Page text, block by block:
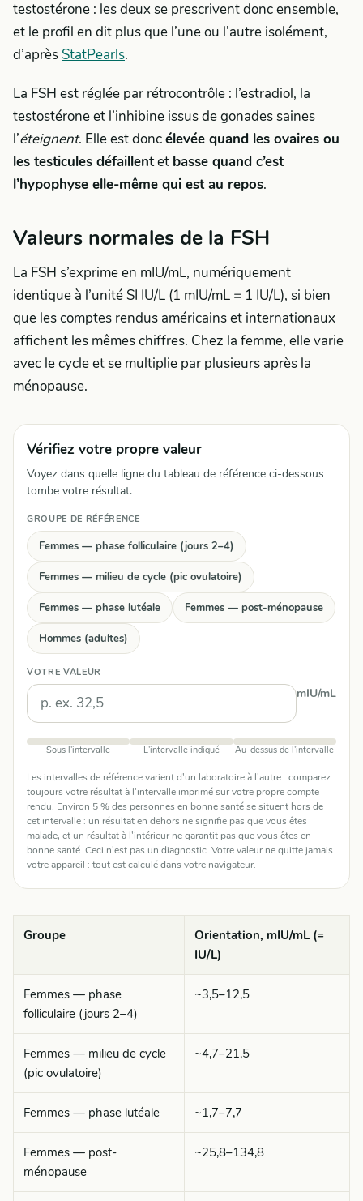
testostérone : les deux se prescrivent donc ensemble,
et le profil en dit plus que l’une ou l’autre isolément,
d’aprèsStatPearls.
La FSH est réglée par rétrocontrôle : l’estradiol, la
testostérone et l’inhibine issus de gonades saines
l’éteignent. Elle est doncélevée quand les ovaires ou
les testicules défaillentet basse quand c’est
l’hypophyse elle-même qui est au repos.
Valeurs normales de la FSH
La FSH s’exprime en mIU/mL, numériquement
identique à l’unité SI IU/L (1 mIU/mL = 1 IU/L), si bien
que les comptes rendus américains et internationaux
affichent les mêmes chiffres. Chez la femme, elle varie
avec le cycle et se multiplie par plusieurs après la
ménopause.
Vérifiez votre propre valeur
Voyez dans quelle ligne du tableau de référence ci-dessous
tombe votre résultat.
GROUPE DE RÉFÉRENCE
Femmes — phase folliculaire (jours 2–4)
Femmes — milieu de cycle (pic ovulatoire)
Femmes — phase lutéale Femmes — post-ménopause
Hommes (adultes)
VOTRE VALEUR
mIU/mL
Sous l'intervalle L'intervalle indiqué Au-dessus de l'intervalle
Les intervalles de référence varient d'un laboratoire à l'autre : comparez
toujours votre résultat à l'intervalle imprimé sur votre propre compte
rendu. Environ 5 % des personnes en bonne santé se situent hors de
cet intervalle : un résultat en dehors ne signifie pas que vous êtes
malade, et un résultat à l'intérieur ne garantit pas que vous êtes en
bonne santé. Ceci n'est pas un diagnostic. Votre valeur ne quitte jamais
votre appareil : tout est calculé dans votre navigateur.
Groupe
Orientation, mIU/mL (=
IU/L)
Femmes — phase
folliculaire (jours 2–4)
~3,5–12,5
Femmes — milieu de cycle
(pic ovulatoire)
~4,7–21,5
Femmes — phase lutéale ~1,7–7,7
Femmes — post-
ménopause
~25,8–134,8